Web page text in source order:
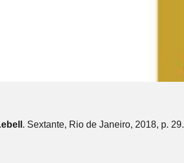
. Sextante, Rio de Janeiro, 2018, p. 29.